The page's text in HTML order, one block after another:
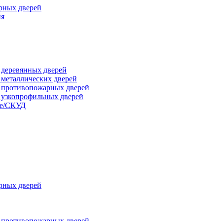
дверей
дверей
дверей
дверей
дверей
СКУД
дверей